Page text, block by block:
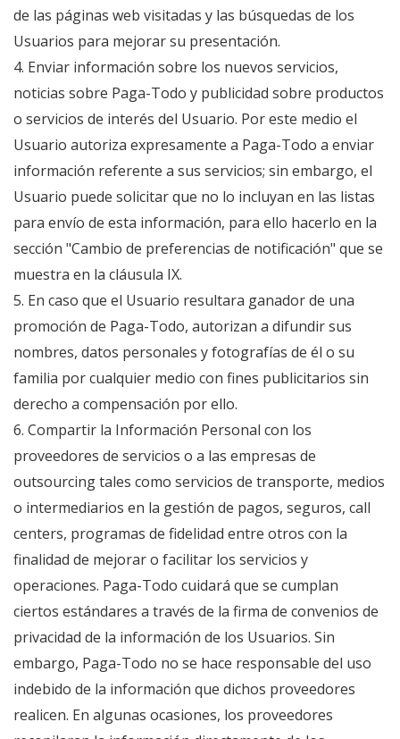
de las páginas web visitadas y las búsquedas de los
Usuarios para mejorar su presentación.
4. Enviar información sobre los nuevos servicios,
noticias sobre Paga-Todo y publicidad sobre productos
o servicios de interés del Usuario. Por este medio el
Usuario autoriza expresamente a Paga-Todo a enviar
información referente a sus servicios; sin embargo, el
Usuario puede solicitar que no lo incluyan en las listas
para envío de esta información, para ello hacerlo en la
sección "Cambio de preferencias de notificación" que se
muestra en la cláusula IX.
5. En caso que el Usuario resultara ganador de una
promoción de Paga-Todo, autorizan a difundir sus
nombres, datos personales y fotografías de él o su
familia por cualquier medio con fines publicitarios sin
derecho a compensación por ello.
6. Compartir la Información Personal con los
proveedores de servicios o a las empresas de
outsourcing tales como servicios de transporte, medios
o intermediarios en la gestión de pagos, seguros, call
centers, programas de fidelidad entre otros con la
finalidad de mejorar o facilitar los servicios y
operaciones. Paga-Todo cuidará que se cumplan
ciertos estándares a través de la firma de convenios de
privacidad de la información de los Usuarios. Sin
embargo, Paga-Todo no se hace responsable del uso
indebido de la información que dichos proveedores
realicen. En algunas ocasiones, los proveedores